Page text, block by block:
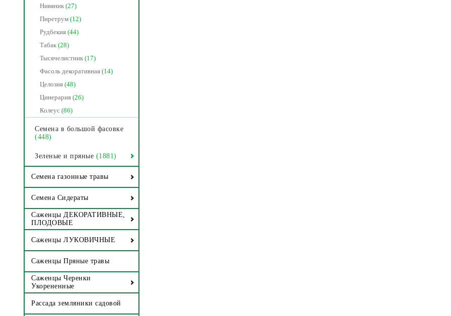
Нивяник (27)
Пиретрум (12)
Рудбекия (44)
Табак (28)
Тысячелистник (17)
Фасоль декоративная (14)
Целозия (48)
Цинерария (26)
Колеус (86)
Семена в большой фасовке
(448)
Зеленые и пряные (1881)
Семена газонные травы
Семена Сидераты
Саженцы ДЕКОРАТИВНЫЕ,
ПЛОДОВЫЕ
Саженцы ЛУКОВИЧНЫЕ
Саженцы Пряные травы
Саженцы Черенки
Укорененные
Рассада земляники садовой